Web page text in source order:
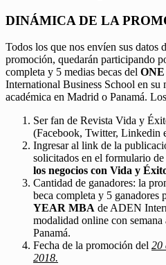
DINÁMICA DE LA
Todos los que nos envíen sus datos
promoción, quedarán participando
completa y 5 medias becas del
International Business School en su
académica en Madrid o Panamá.
Ser fan de Revista Vida y
(Facebook, Twitter, Linkedin
Ingresar al link de la
solicitados en el formulario de
los negocios con Vida y
Cantidad de ganadores: la
beca completa y 5 ganadores
YEAR MBA de ADEN
modalidad online con
Panamá.
Fecha de la promoción del 20
2018.